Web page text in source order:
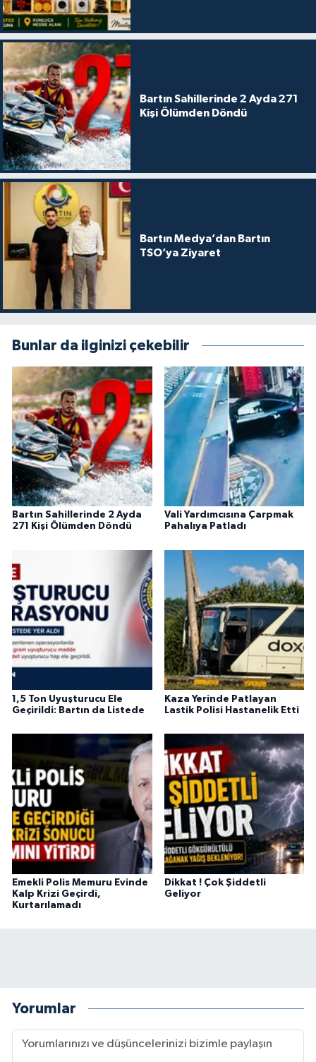
Bartın Sahillerinde 2 Ayda 271
Kişi Ölümden Döndü
Bartın Medya’dan Bartın
TSO’ya Ziyaret
Bunlar da ilginizi çekebilir
Bartın Sahillerinde 2 Ayda
271 Kişi Ölümden Döndü
Vali Yardımcısına Çarpmak
Pahalıya Patladı
1,5 Ton Uyuşturucu Ele
Geçirildi: Bartın da Listede
Kaza Yerinde Patlayan
Lastik Polisi Hastanelik Etti
Emekli Polis Memuru Evinde
Kalp Krizi Geçirdi,
Kurtarılamadı
Dikkat ! Çok Şiddetli
Geliyor
Yorumlar